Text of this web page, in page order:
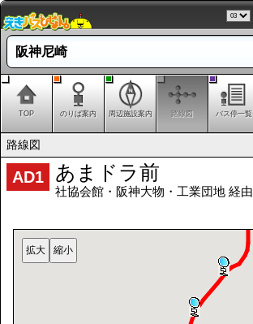
阪神尼崎
TOP のりば案内 周辺施設案内 路線図 バス停一覧
路線図
AD1 あまドラ前
社協会館・阪神大物・工業団地 経由